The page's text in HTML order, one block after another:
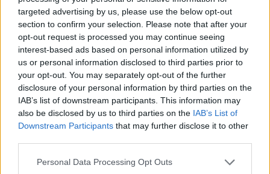
targeted advertising by us, please use the below opt-out
section to confirm your selection. Please note that after your
opt-out request is processed you may continue seeing
interest-based ads based on personal information utilized by
us or personal information disclosed to third parties prior to
your opt-out. You may separately opt-out of the further
disclosure of your personal information by third parties on the
IAB’s list of downstream participants. This information may
also be disclosed by us to third parties on the IAB’s List of
Downstream Participants that may further disclose it to other
Please note that this website/app uses one or more Google
Personal Data Processing Opt Outs
GalluraOggi.it
Ricevi le nostre ultime news
da Google News
Condividi l'articolo